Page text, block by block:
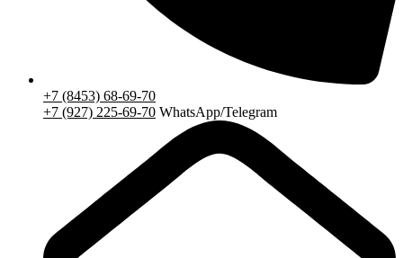
+7 (8453) 68-69-70
+7 (927) 225-69-70 WhatsApp/Telegram